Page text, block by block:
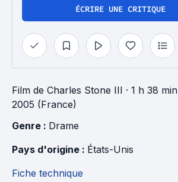
ÉCRIRE UNE CRITIQUE
Film de Charles Stone III · 1 h 38 min
2005 (France)
Genre : Drame
Pays d'origine : États-Unis
Fiche technique